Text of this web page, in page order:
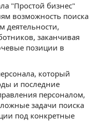
"Простой бизнес"
возможность поиска
деятельности,
заканчивая
позиции в
который
и последние
персоналом,
задачи поиска
под конкретные